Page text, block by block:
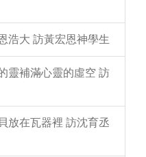
浩大 訪黃宏恩神學生
靈補滿心靈的虛空 訪
放在瓦器裡 訪沈育丞